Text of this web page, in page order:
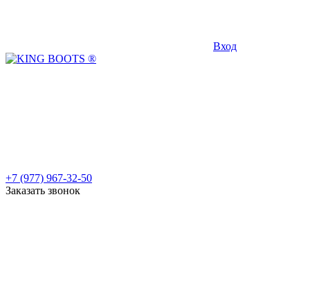
Вход
+7 (977) 967-32-50
Заказать звонок